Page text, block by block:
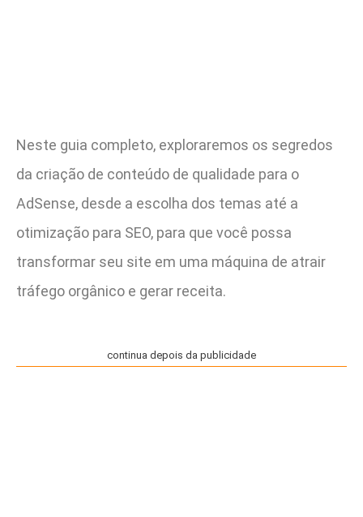
Neste guia completo, exploraremos os segredos
da criação de conteúdo de qualidade para o
AdSense, desde a escolha dos temas até a
otimização para SEO, para que você possa
transformar seu site em uma máquina de atrair
tráfego orgânico e gerar receita.
continua depois da publicidade